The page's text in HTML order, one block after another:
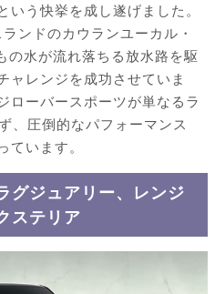
う快挙を成し遂げました。
ンドのカウランユーカル・
の水が流れ落ちる放水路を駆
ャレンジを成功させていま
ローバースポーツが単なるラ
、圧倒的なパフォーマンス
ています。
グジュアリー、レンジ
ステリア